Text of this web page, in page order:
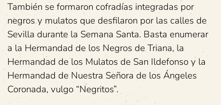
También se formaron cofradías integradas por
negros y mulatos que desfilaron por las calles de
Sevilla durante la Semana Santa. Basta enumerar
a la Hermandad de los Negros de Triana, la
Hermandad de los Mulatos de San Ildefonso y la
Hermandad de Nuestra Señora de los Ángeles
Coronada, vulgo “Negritos”.